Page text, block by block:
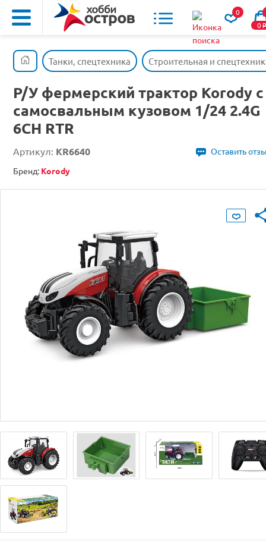
0
0o
Танки, спецтехника Строительная и
Р/У фермерский трактор Korody с
самосвальным кузовом 1/24 2.4G
6CH RTR
Артикул: KR6640
Оставить
Бренд: Korody